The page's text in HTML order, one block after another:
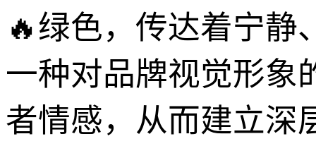
🔥绿色，传达着宁静
一种对品牌视觉形象
者情感，从而建立深